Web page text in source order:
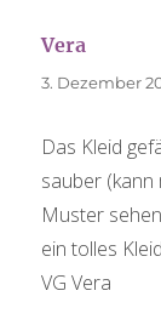
Vera
3. Dezember
Das Kleid
sauber (kann
Muster
ein tolles
VG Vera